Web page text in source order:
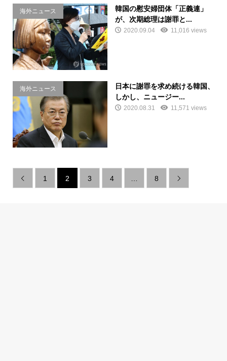
海外ニュース
韓国の慰安婦団体「正義連」
が、次期総理は謝罪と...
2020.09.04 11,016 views
海外ニュース
日本に謝罪を求め続ける韓国、
しかし、ニュージー...
2020.08.31 11,571 views
 1 2 3 4 8 